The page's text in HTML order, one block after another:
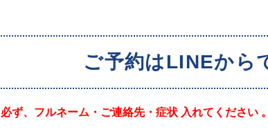
ご予約はLINEから
必ず、フルネーム・ご連絡先・症状 入れてください 。